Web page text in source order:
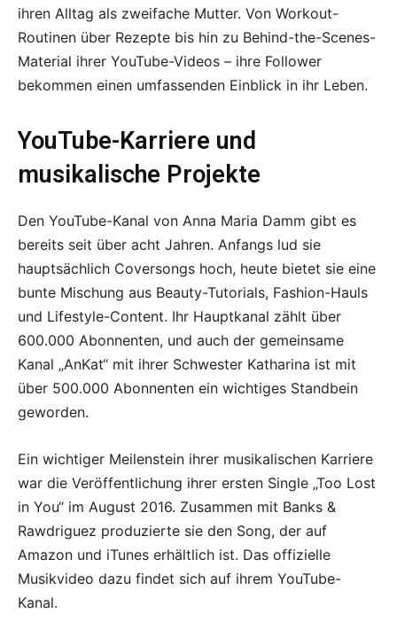
ihren Alltag als zweifache Mutter. Von Workout-
Routinen über Rezepte bis hin zu Behind-the-Scenes-
Material ihrer YouTube-Videos – ihre Follower
bekommen einen umfassenden Einblick in ihr Leben.
YouTube-Karriere und
musikalische Projekte
Den YouTube-Kanal von Anna Maria Damm gibt es
bereits seit über acht Jahren. Anfangs lud sie
hauptsächlich Coversongs hoch, heute bietet sie eine
bunte Mischung aus Beauty-Tutorials, Fashion-Hauls
und Lifestyle-Content. Ihr Hauptkanal zählt über
600.000 Abonnenten, und auch der gemeinsame
Kanal „AnKat“ mit ihrer Schwester Katharina ist mit
über 500.000 Abonnenten ein wichtiges Standbein
geworden.
Ein wichtiger Meilenstein ihrer musikalischen Karriere
war die Veröffentlichung ihrer ersten Single „Too Lost
in You“ im August 2016. Zusammen mit Banks &
Rawdriguez produzierte sie den Song, der auf
Amazon und iTunes erhältlich ist. Das offizielle
Musikvideo dazu findet sich auf ihrem YouTube-
Kanal.